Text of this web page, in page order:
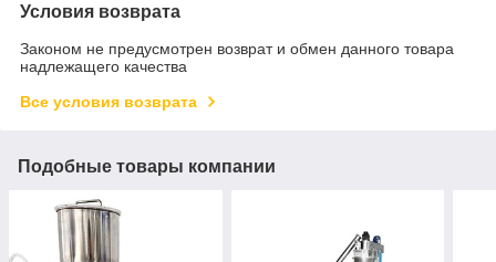
Условия возврата
Законом не предусмотрен возврат и обмен данного товара
надлежащего качества
Все условия возврата
Подобные товары компании